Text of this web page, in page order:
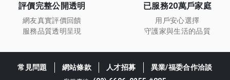
評價完整公開透明
網友真實評價回饋
服務品質透明呈現
已服務20萬戶家庭
用戶安心選擇
守護家與生活的品質
常見問題 網站條款 人才招募 異業/福委合作洽談